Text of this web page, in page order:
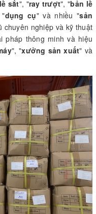
sắt", "ray trượt", "bản lề
dụng cụ" và nhiều "sản
chuyên nghiệp và kỹ thuật
pháp thông minh và hiệu
", "xưởng sản xuất" và